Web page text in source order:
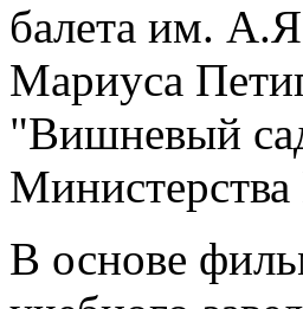
балета им.
Мариуса
"Вишневый
В основе